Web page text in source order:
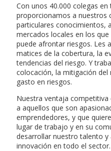
Con unos 40.000 colegas
proporcionamos a nuestros
particulares conocimientos,
mercados locales en los
puede afrontar riesgos. Les
matices de la cobertura, la
tendencias del riesgo. Y
colocación, la mitigación
gasto en riesgos.
Nuestra ventaja
a aquellos que son
emprendedores, y que
lugar de trabajo y en su
desarrollar nuestro talento y
innovación en todo el sector.